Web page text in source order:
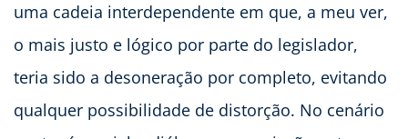
uma cadeia interdependente em que, a meu ver,
o mais justo e lógico por parte do legislador,
teria sido a desoneração por completo, evitando
qualquer possibilidade de distorção. No cenário